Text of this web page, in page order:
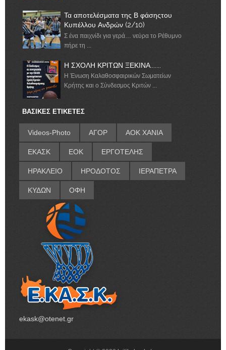
Τα αποτελέσματα της Β φάσηςτου
Κυπέλλου Ανδρών (2/10)
Σ ένα παιχνίδι για γερά… νεύρα το Ρέθυμνο
πήρε τη ...
Η ΣΧΟΛΗ ΚΡΙΤΩΝ ΞΕΚΙΝΑ.......
Η Ένωση Καλαθοσφαιρικών Σωματείων
Κρήτης και ο Σύνδεσμος Κριτών ...
ΒΑΣΙΚΕΣ ΕΤΙΚΕΤΕΣ
Videos-Photo ΑΓΟΡ ΑΟΚ ΧΑΝΙΑ
ΕΚΑΣΚ ΕΟΚ ΕΡΓΟΤΕΛΗΣ
ΗΡΑΚΛΕΙΟ ΗΡΟΔΟΤΟΣ ΙΕΡΑΠΕΤΡΑ
ΚΥΔΩΝ ΟΦΗ
ekask@otenet.gr